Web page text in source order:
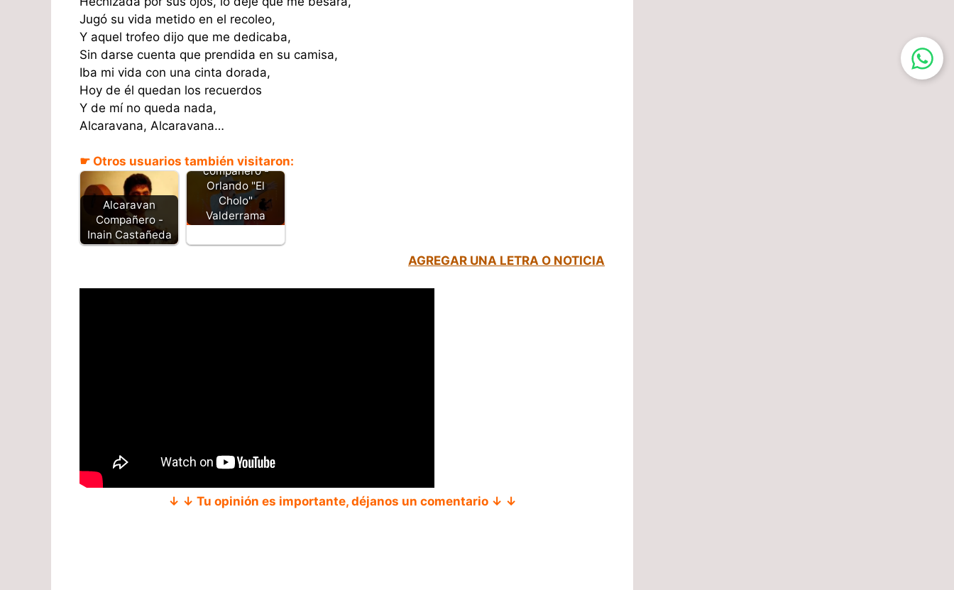
Jugó su vida metido en el recoleo,
Y aquel trofeo dijo que me dedicaba,
Sin darse cuenta que prendida en su camisa,
Iba mi vida con una cinta dorada,
Hoy de él quedan los recuerdos
Y de mí no queda nada,
Alcaravana, Alcaravana…
☛ Otros usuarios también visitaron:
Alcaravan
Compañero -
Inain Castañeda
Alcaravan
compañero -
Orlando "El
Cholo"
Valderrama
AGREGAR UNA LETRA O NOTICIA
↓ ↓ Tu opinión es importante, déjanos un comentario ↓ ↓